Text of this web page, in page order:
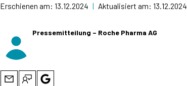
Erschienen am: 13.12.2024 | Aktualisiert am: 13.12.2024
Pressemitteilung – Roche Pharma AG